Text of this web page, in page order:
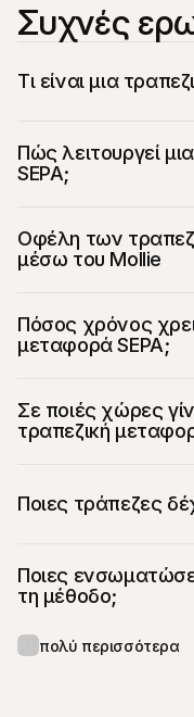
Συχνές
Τι είναι μια
Πώς λειτουργεί
SEPA;
Οφέλη των
μέσω του Mollie
Πόσος χρόνος
μεταφορά SEPA;
Σε ποιές χώρες
τραπεζική
Ποιες τράπεζες
Ποιες
τη μέθοδο;
πολύ περισσότερα...